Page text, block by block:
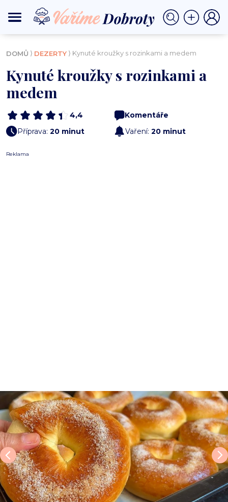
DOMŮ ⟩ DEZERTY ⟩ Kynuté kroužky s rozinkami a medem
Kynuté kroužky s rozinkami a
medem
4,4
Komentáře
Příprava: 20 minut Vaření: 20 minut
Reklama